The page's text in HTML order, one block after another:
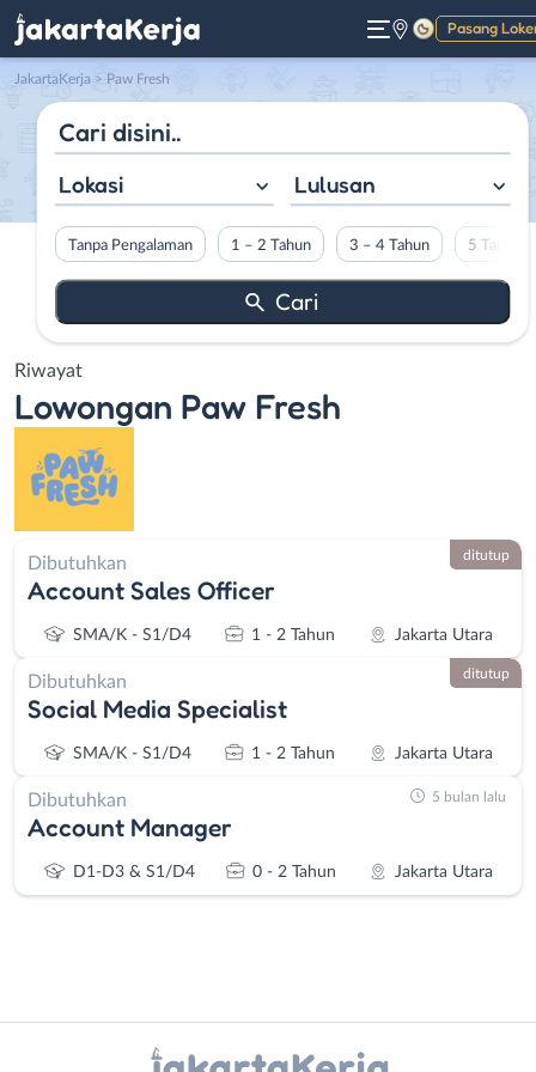
Pasang
Gelap
JakartaKerja > Paw Fresh
Lokasi Lulusan
Tanpa Pengalaman 1 – 2 Tahun 3 – 4 Tahun 5 Tahun
Riwayat
Lowongan Paw Fresh
Dibutuhkan
Account Sales Officer
SMA/K - S1/D4 1 - 2 Tahun Jakarta Utara
ditutup
Dibutuhkan
Social Media Specialist
SMA/K - S1/D4 1 - 2 Tahun Jakarta Utara
ditutup
Dibutuhkan
Account Manager
D1-D3 & S1/D4 0 - 2 Tahun Jakarta Utara
5 bulan lalu
Administrasi
Bebas
X - Twitter Telegram